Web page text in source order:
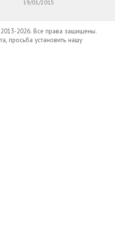
19/01/2015
2026. Все права защищены.
просьба установить нашу